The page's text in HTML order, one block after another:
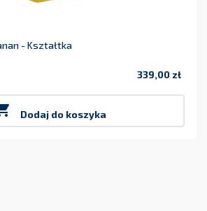
- Kształtka
339,00 zł
Dodaj do koszyka